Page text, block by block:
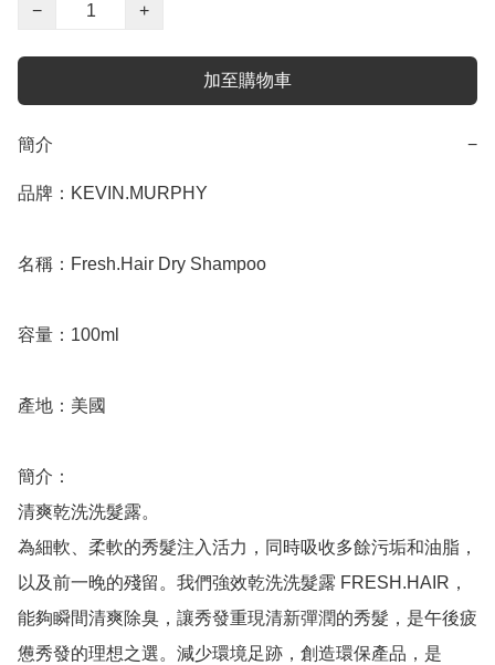
−
+
加至購物車
簡介 −
品牌：KEVIN.MURPHY
名稱：Fresh.Hair Dry Shampoo
容量：100ml
產地：美國
簡介：
清爽乾洗洗髮露。
為細軟、柔軟的秀髮注入活力，同時吸收多餘污垢和油脂，
以及前一晚的殘留。我們強效乾洗洗髮露 FRESH.HAIR，
能夠瞬間清爽除臭，讓秀發重現清新彈潤的秀髮，是午後疲
憊秀發的理想之選。減少環境足跡，創造環保產品，是